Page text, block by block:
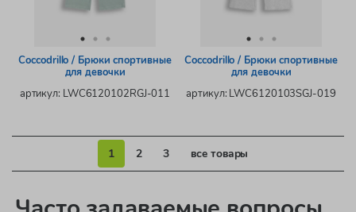
Coccodrillo / Брюки спортивные
для девочки
артикул: LWC6120102RGJ-011
Coccodrillo / Брюки спортивные
для девочки
артикул: LWC6120103SGJ-019
1 2 3 все товары